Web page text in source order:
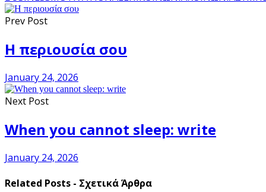
Prev Post
Η περιουσία σου
January 24, 2026
Next Post
When you cannot sleep: write
January 24, 2026
Related Posts - Σχετικά Άρθρα